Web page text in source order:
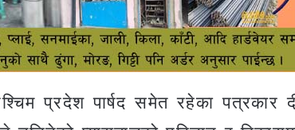
प्रदेश पार्षद समेत रहेका पत्रकार